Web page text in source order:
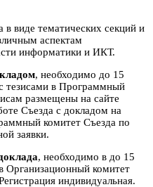
в виде тематических секций и
аспектам
информатики и ИКТ.
, необходимо до 15
тезисами в Программный
размещены на сайте
Съезда с докладом на
комитет Съезда по
заявки.
, необходимо в до 15
Организационный комитет
индивидуальная.